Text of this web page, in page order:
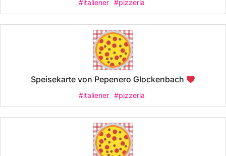
#italiener #pizzeria
Speisekarte von Pepenero Glockenbach
#italiener #pizzeria